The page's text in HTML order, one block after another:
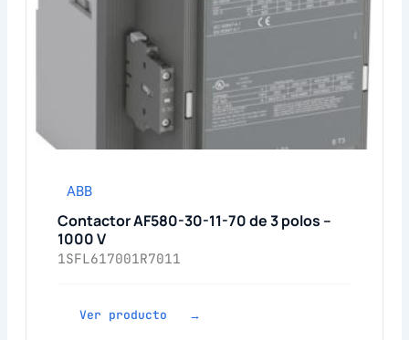
ABB
Contactor AF580-30-11-70 de 3 polos –
1000 V
1SFL617001R7011
Ver producto →